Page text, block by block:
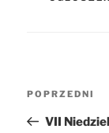
wpisu
Poprzedni
wpis
POPRZEDNI
VII